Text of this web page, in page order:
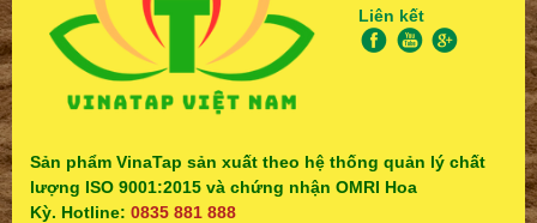
Liên kết
Sản phẩm VinaTap sản xuất theo hệ thống quản lý chất
lượng ISO 9001:2015 và chứng nhận OMRI Hoa
Kỳ. Hotline: 0835 881 888